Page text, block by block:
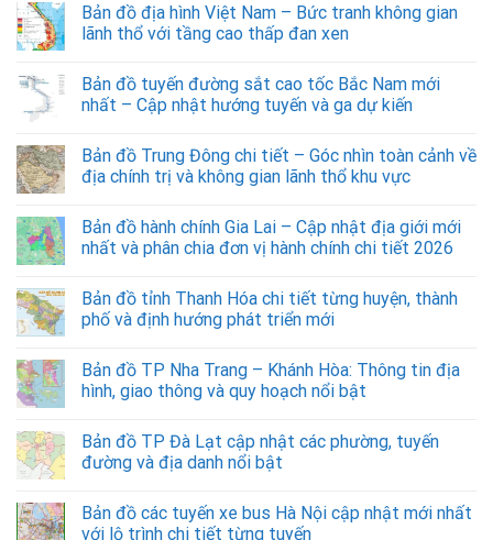
Bản đồ địa hình Việt Nam – Bức tranh không gian
lãnh thổ với tầng cao thấp đan xen
Bản đồ tuyến đường sắt cao tốc Bắc Nam mới
nhất – Cập nhật hướng tuyến và ga dự kiến
Bản đồ Trung Đông chi tiết – Góc nhìn toàn cảnh về
địa chính trị và không gian lãnh thổ khu vực
Bản đồ hành chính Gia Lai – Cập nhật địa giới mới
nhất và phân chia đơn vị hành chính chi tiết 2026
Bản đồ tỉnh Thanh Hóa chi tiết từng huyện, thành
phố và định hướng phát triển mới
Bản đồ TP Nha Trang – Khánh Hòa: Thông tin địa
hình, giao thông và quy hoạch nổi bật
Bản đồ TP Đà Lạt cập nhật các phường, tuyến
đường và địa danh nổi bật
Bản đồ các tuyến xe bus Hà Nội cập nhật mới nhất
với lộ trình chi tiết từng tuyến